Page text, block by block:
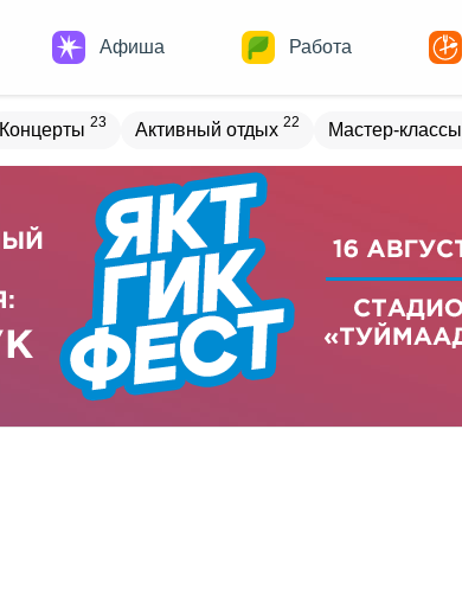
Афиша Работа
Новостройки Места
Концерты 23 Активный отдых 22 Мастер-классы
Детям Вечеринки Спорт Выставки
Обучение 4 Квесты 8 Зарубежное